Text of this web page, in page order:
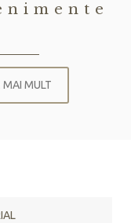
MAI MULT